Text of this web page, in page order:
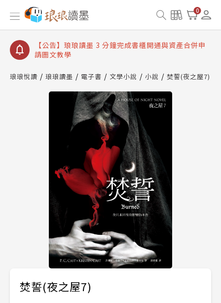
0
【公告】琅琅讀墨數位閱讀資產合併與書櫃開通申請
【公告】琅琅讀墨書櫃開通常見問題
【公告】琅琅讀墨 3 分鐘完成書櫃開通與資產合併申
請圖文教學
查詢
【公告】琅琅讀墨數位閱讀資產合併與書櫃開通申請
琅琅悅讀 琅琅讀墨 電子書 文學小說 小說 焚誓(夜之屋7)
焚誓(夜之屋7)